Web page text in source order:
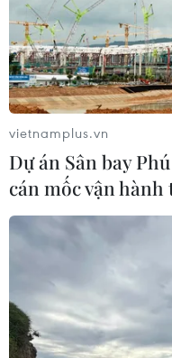
TIN CÙNG
Giáo dục trước thềm
Tái cấu trúc mạng
vietnamplus.vn
Dự án Sân bay
cán mốc vận hành